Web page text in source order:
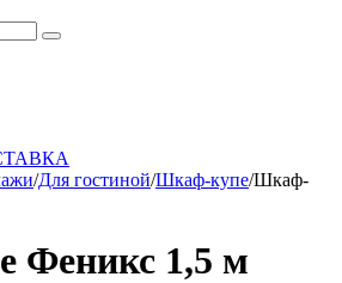
/Для гостиной/Шкаф-купе/Шкаф-
Феникс 1,5 м